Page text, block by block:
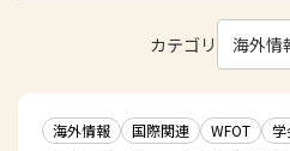
カテゴリ 海外情
海外情報 国際関連 WFOT